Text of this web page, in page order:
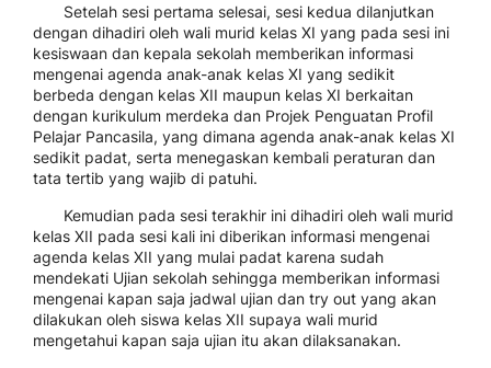
Setelah sesi pertama selesai, sesi kedua dilanjutkan
dengan dihadiri oleh wali murid kelas XI yang pada sesi ini
kesiswaan dan kepala sekolah memberikan informasi
mengenai agenda anak-anak kelas XI yang sedikit
berbeda dengan kelas XII maupun kelas XI berkaitan
dengan kurikulum merdeka dan Projek Penguatan Profil
Pelajar Pancasila, yang dimana agenda anak-anak kelas XI
sedikit padat, serta menegaskan kembali peraturan dan
tata tertib yang wajib di patuhi.
Kemudian pada sesi terakhir ini dihadiri oleh wali murid
kelas XII pada sesi kali ini diberikan informasi mengenai
agenda kelas XII yang mulai padat karena sudah
mendekati Ujian sekolah sehingga memberikan informasi
mengenai kapan saja jadwal ujian dan try out yang akan
dilakukan oleh siswa kelas XII supaya wali murid
mengetahui kapan saja ujian itu akan dilaksanakan.